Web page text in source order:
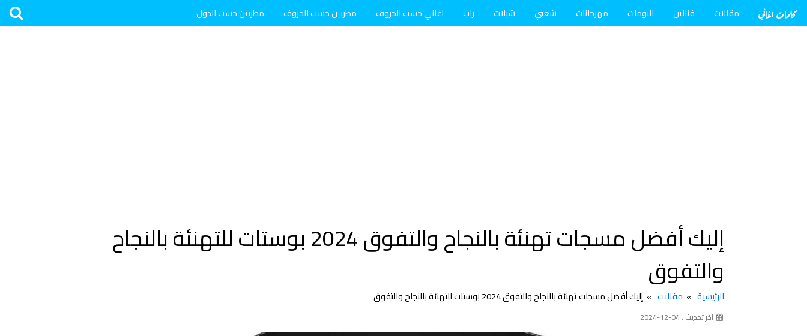
كلمات اغاني مقالات فنانين البومات مهرجانات شعبي شيلات راب اغاني حسب الحروف مطربين حسب الحروف مطربين حسب الدول
إليك أفضل مسجات تهنئة بالنجاح والتفوق 2024 بوستات للتهنئة بالنجاح
والتفوق
الرئيسية مقالات إليك أفضل مسجات تهنئة بالنجاح والتفوق 2024 بوستات للتهنئة بالنجاح والتفوق
اخر تحديث : 04-12-2024